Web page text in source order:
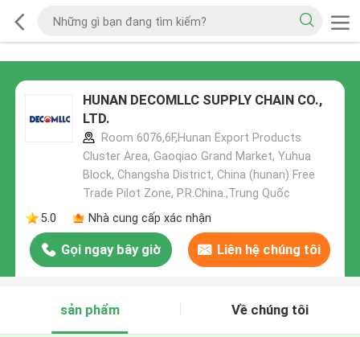
HUNAN DECOMLLC SUPPLY CHAIN CO.,
LTD.
Room 6076,6F,Hunan Export Products
Cluster Area, Gaoqiao Grand Market, Yuhua
Block, Changsha District, China (hunan) Free
Trade Pilot Zone, P.R.China.,Trung Quốc
5.0
Nhà cung cấp xác nhận
Gọi ngay bây giờ Liên hệ chúng tôi
sản phẩm Về chúng tôi